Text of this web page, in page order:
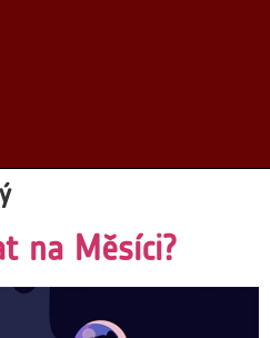
na Měsíci?